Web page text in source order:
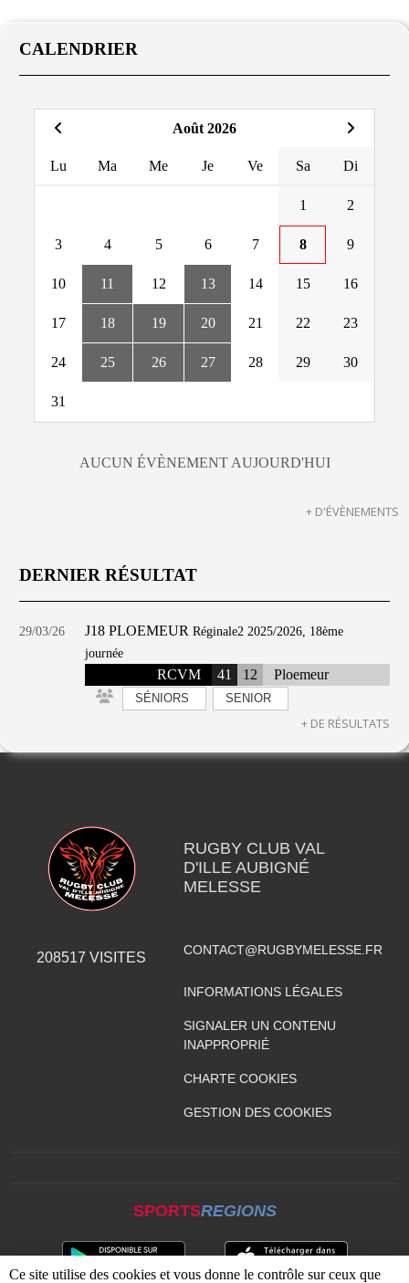
CALENDRIER
Août 2026
Lu Ma Me Je Ve Sa Di
1 2
3 4 5 6 7 8 9
10 11 12 13 14 15 16
17 18 19 20 21 22 23
24 25 26 27 28 29 30
31
AUCUN ÉVÈNEMENT AUJOURD'HUI
+ D'ÉVÈNEMENTS
DERNIER RÉSULTAT
29/03/26 J18 PLOEMEUR Réginale2 2025/2026, 18ème
journée
RCVM 41 12 Ploemeur
SÉNIORS SENIOR
+ DE RÉSULTATS
208517 VISITES
RUGBY CLUB VAL
D'ILLE AUBIGNÉ
MELESSE
CONTACT@RUGBYMELESSE.FR
INFORMATIONS LÉGALES
SIGNALER UN CONTENU
INAPPROPRIÉ
CHARTE COOKIES
GESTION DES COOKIES
SPORTSREGIONS
Ce site utilise des cookies et vous donne le contrôle sur ceux que